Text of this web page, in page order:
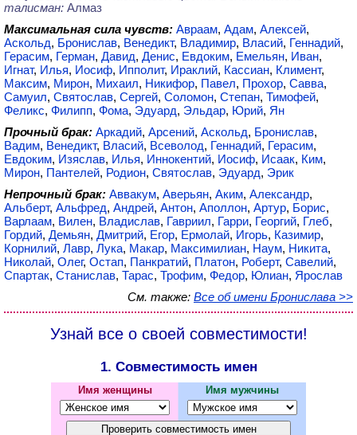
талисман: Алмаз
Максимальная сила чувств: Авраам, Адам, Алексей,
Аскольд, Бронислав, Венедикт, Владимир, Власий, Геннадий,
Герасим, Герман, Давид, Денис, Евдоким, Емельян, Иван,
Игнат, Илья, Иосиф, Ипполит, Ираклий, Кассиан, Климент,
Максим, Мирон, Михаил, Никифор, Павел, Прохор, Савва,
Самуил, Святослав, Сергей, Соломон, Степан, Тимофей,
Феликс, Филипп, Фома, Эдуард, Эльдар, Юрий, Ян
Прочный брак: Аркадий, Арсений, Аскольд, Бронислав,
Вадим, Венедикт, Власий, Всеволод, Геннадий, Герасим,
Евдоким, Изяслав, Илья, Иннокентий, Иосиф, Исаак, Ким,
Мирон, Пантелей, Родион, Святослав, Эдуард, Эрик
Непрочный брак: Аввакум, Аверьян, Аким, Александр,
Альберт, Альфред, Андрей, Антон, Аполлон, Артур, Борис,
Варлаам, Вилен, Владислав, Гавриил, Гарри, Георгий, Глеб,
Гордий, Демьян, Дмитрий, Егор, Ермолай, Игорь, Казимир,
Корнилий, Лавр, Лука, Макар, Максимилиан, Наум, Никита,
Николай, Олег, Остап, Панкратий, Платон, Роберт, Савелий,
Спартак, Станислав, Тарас, Трофим, Федор, Юлиан, Ярослав
См. также: Все об имени Бронислава >>
Узнай все о своей совместимости!
1. Совместимость имен
Имя женщины Имя мужчины